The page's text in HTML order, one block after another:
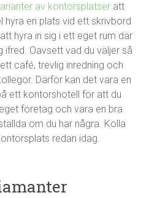
av kontorsplatser att
hyra en plats vid ett skrivbord
hyra in sig i ett eget rum där
Oavsett vad du väljer så
café, trevlig inredning och
Därför kan det vara en
ett kontorshotell för att du
företag och vara en bra
om du har några. Kolla
redan idag.